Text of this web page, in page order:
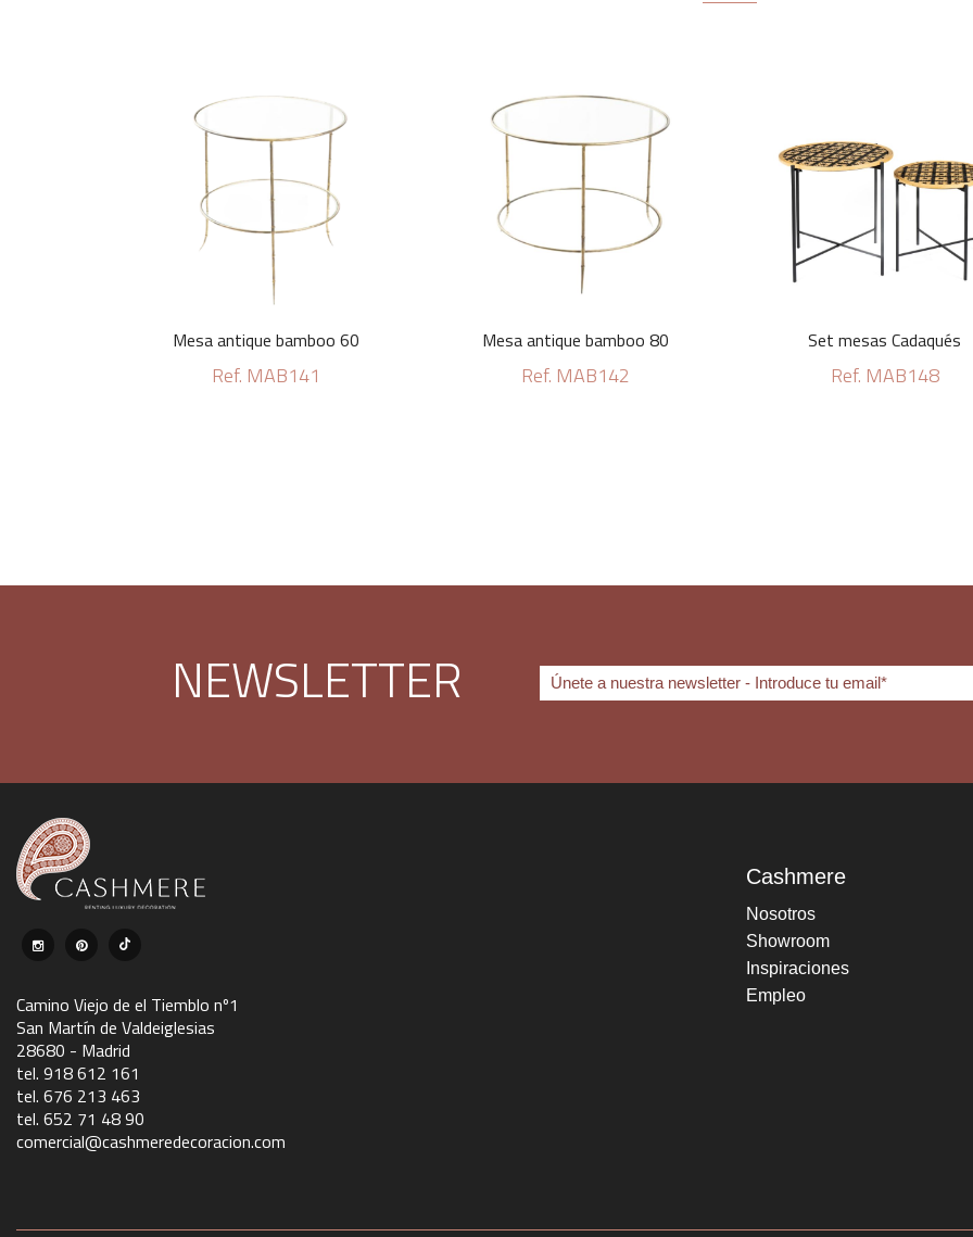
Mesa antique bamboo 60
Ref. MAB141
Mesa antique bamboo 80
Ref. MAB142
Set mesas Cadaqués
Ref. MAB148
NEWSLETTER
Camino Viejo de el Tiemblo nº1
San Martín de Valdeiglesias
28680 - Madrid
tel. 918 612 161
tel. 676 213 463
tel. 652 71 48 90
comercial@cashmeredecoracion.com
Cashmere
Nosotros
Showroom
Inspiraciones
Empleo